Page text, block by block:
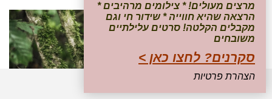
מרצים מעולים! * צילומים מרהיבים *
הרצאה שהיא חווייה * שידור חי וגם
מקבלים הקלטה! סרטים עלילתיים
משובחים
סקרנים? לחצו כאן >
הצהרת פרטיות